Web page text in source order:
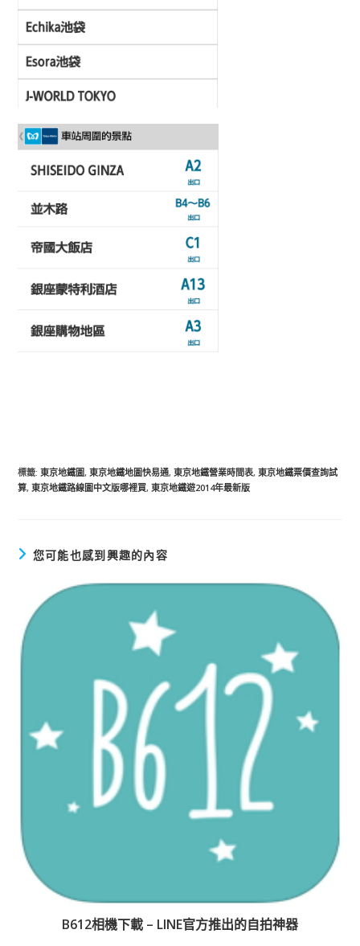
標籤:東京地鐵圖, 東京地鐵地圖快易通, 東京地鐵營業時間表, 東京地鐵票價查詢試
算, 東京地鐵路線圖中文版哪裡買, 東京地鐵遊2014年最新版
您可能也感到興趣的內容
B612相機下載 – LINE官方推出的自拍神器